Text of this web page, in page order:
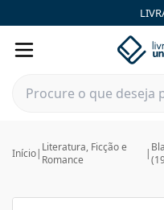
Início| Literatura, Ficção e
Romance
|